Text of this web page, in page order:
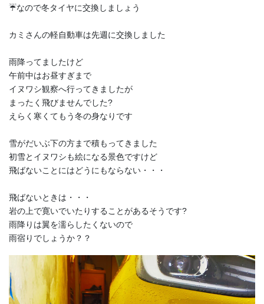
☔なので冬タイヤに交換しましょう
カミさんの軽自動車は先週に交換しました
雨降ってましたけど
午前中はお昼すぎまで
イヌワシ観察へ行ってきましたが
まったく飛びませんでした?
えらく寒くてもう冬の身なりです
雪がだいぶ下の方まで積もってきました
初雪とイヌワシも絵になる景色ですけど
飛ばないことにはどうにもならない・・・
飛ばないときは・・・
岩の上で寛いでいたりすることがあるそうです?
雨降りは翼を濡らしたくないので
雨宿りでしょうか？？